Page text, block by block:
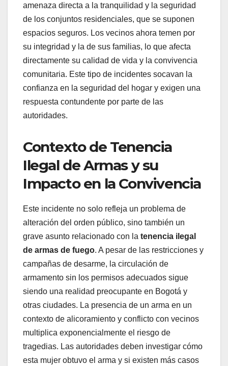
amenaza directa a la tranquilidad y la seguridad
de los conjuntos residenciales, que se suponen
espacios seguros. Los vecinos ahora temen por
su integridad y la de sus familias, lo que afecta
directamente su calidad de vida y la convivencia
comunitaria. Este tipo de incidentes socavan la
confianza en la seguridad del hogar y exigen una
respuesta contundente por parte de las
autoridades.
Contexto de Tenencia
Ilegal de Armas y su
Impacto en la Convivencia
Este incidente no solo refleja un problema de
alteración del orden público, sino también un
grave asunto relacionado con la tenencia ilegal
de armas de fuego. A pesar de las restricciones y
campañas de desarme, la circulación de
armamento sin los permisos adecuados sigue
siendo una realidad preocupante en Bogotá y
otras ciudades. La presencia de un arma en un
contexto de alicoramiento y conflicto con vecinos
multiplica exponencialmente el riesgo de
tragedias. Las autoridades deben investigar cómo
esta mujer obtuvo el arma y si existen más casos